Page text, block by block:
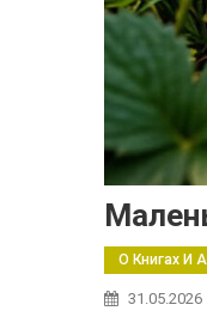
О Книгах И
31.05.2026